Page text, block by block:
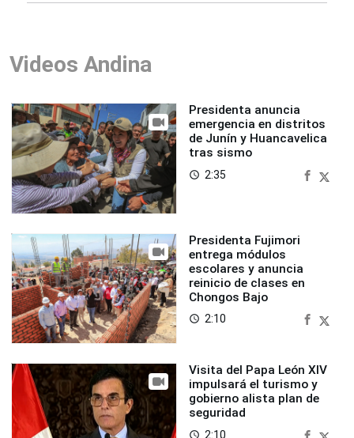
Videos Andina
Presidenta anuncia
emergencia en distritos
de Junín y Huancavelica
tras sismo
access_time 2:35
Presidenta Fujimori
entrega módulos
escolares y anuncia
reinicio de clases en
Chongos Bajo
access_time 2:10
Visita del Papa León XIV
impulsará el turismo y
gobierno alista plan de
seguridad
access_time 2:10